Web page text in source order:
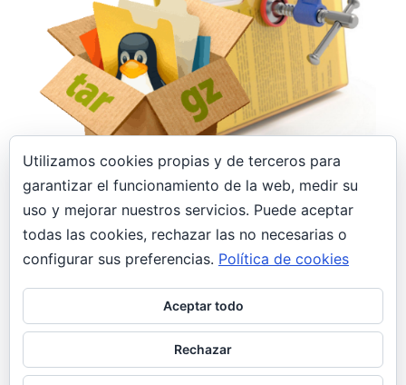
8 febrero, 2020
Archivar, desarchivar, comprimir y
descomprimir .tar.gz, .tar, .gz y .zip en Linux
General
Todo informático que se precie tiene en su blog
el típico post como «nota» o «recordatorio» con
comandos para comprimir/descomprimir.
¡Pues justo has caído en el mío!
Utilizamos cookies propias y de terceros para
garantizar el funcionamiento de la web, medir su
uso y mejorar nuestros servicios. Puede aceptar
todas las cookies, rechazar las no necesarias o
configurar sus preferencias. Política de cookies
Aceptar todo
Rechazar